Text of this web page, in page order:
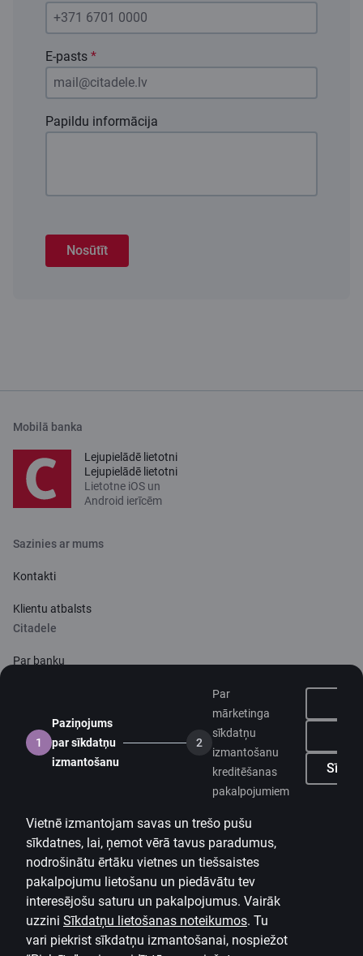
1
Paziņojums
par sīkdatņu
izmantošanu
2
Par
mārketinga
sīkdatņu
izmantošanu
kreditēšanas
pakalpojumiem
Vietnē izmantojam savas un trešo pušu
sīkdatnes, lai, ņemot vērā tavus paradumus,
nodrošinātu ērtāku vietnes un tiešsaistes
pakalpojumu lietošanu un piedāvātu tev
interesējošu saturu un pakalpojumus. Vairāk
uzzini Sīkdatņu lietošanas noteikumos. Tu
vari piekrist sīkdatņu izmantošanai, nospiežot
E-pasts *
Papildu informācija
Nosūtīt
Mobilā banka
Lejupielādē lietotni
Lejupielādē lietotni
Lietotne iOS un
Android ierīcēm
Sazinies ar mums
Kontakti
Klientu atbalsts
Citadele
Par banku
Citadeles blogs
Sīkdatņu iestatījumi
Personas datu apstrāde un aizsardzība
Noderīgi
Cenrādis privātpersonām